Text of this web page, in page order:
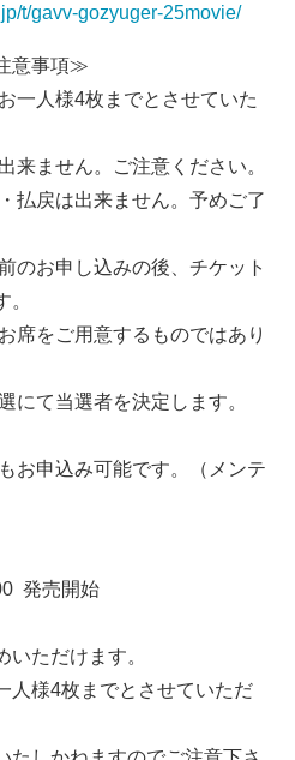
t/gavv-gozyuger-25movie/
意事項≫
一人様4枚までとさせていた
来ません。ご注意ください。
払戻は出来ません。予めご了
のお申し込みの後、チケット
席をご用意するものではあり
にて当選者を決定します。
お申込み可能です。（メンテ
発売開始
いただけます。
人様4枚までとさせていただ